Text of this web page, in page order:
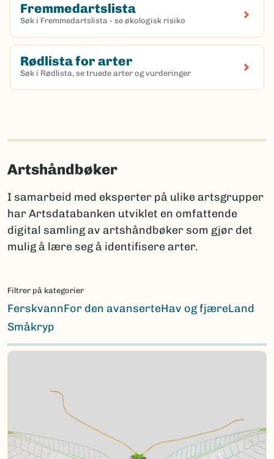
Fremmedartslista
Søk i Fremmedartslista - se økologisk risiko
Rødlista for arter
Søk i Rødlista, se truede arter og vurderinger
Artshåndbøker
I samarbeid med eksperter på ulike artsgrupper
har Artsdatabanken utviklet en omfattende
digital samling av artshåndbøker som gjør det
mulig å lære seg å identifisere arter.
Filtrer på kategorier
FerskvannFor den avanserteHav og fjæreLand
Småkryp